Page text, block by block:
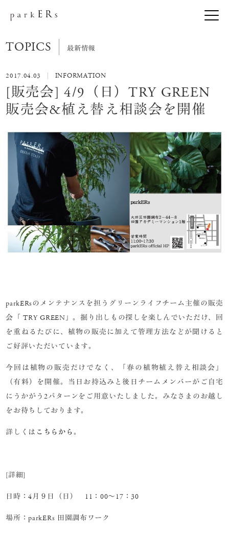
TOPICS 最新情報
2017.04.03 INFORMATION
[販売会] 4/9（日）TRY GREEN
販売会&植え替え相談会を開催
parkERsのメンテナンスを担うグリーンライフチーム主催の販売
会「 TRY GREEN」。掘り出しもの探しを楽しんでいただけ、回
を重ねるたびに、植物の販売に加えて管理方法などが聞けると
ご好評いただいています。
今回は植物の販売だけでなく、「春の植物植え替え相談会」
（有料）を開催。当日お持込みと後日チームメンバーがご自宅
にうかがう2パターンをご用意いたしました。みなさまのお越し
をお待ちしております。
詳しくは こちらから 。
[詳細]
日時：4月９日（日） 11：00～17：30
場所：parkERs 田園調布ワーク